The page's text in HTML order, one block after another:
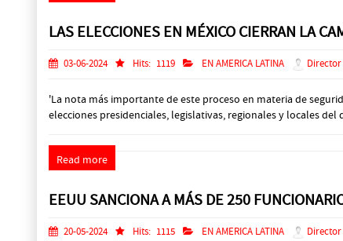
LAS ELECCIONES EN MÉXICO CIERRAN LA
03-06-2024 Hits: 1119 EN AMERICA LATINA
'La nota más importante de este proceso en materia de
elecciones presidenciales, legislativas, regionales y locales
Read more
EEUU SANCIONA A MÁS DE 250
20-05-2024 Hits: 1115 EN AMERICA LATINA